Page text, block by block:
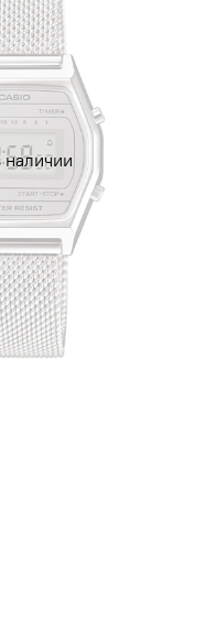
наличии